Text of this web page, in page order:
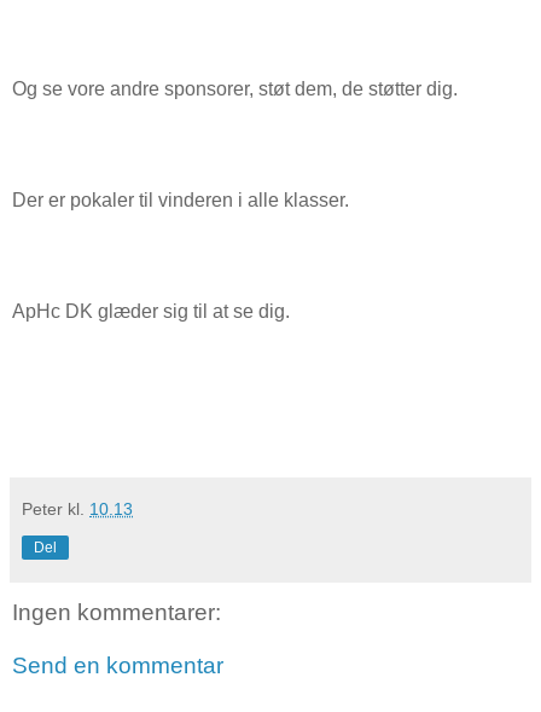
Og se vore andre sponsorer, støt dem, de støtter dig.
Der er pokaler til vinderen i alle klasser.
ApHc DK glæder sig til at se dig.
Peter kl. 10.13
Del
Ingen kommentarer:
Send en kommentar